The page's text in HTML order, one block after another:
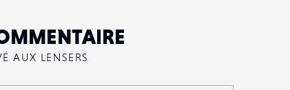
AUX LENSERS